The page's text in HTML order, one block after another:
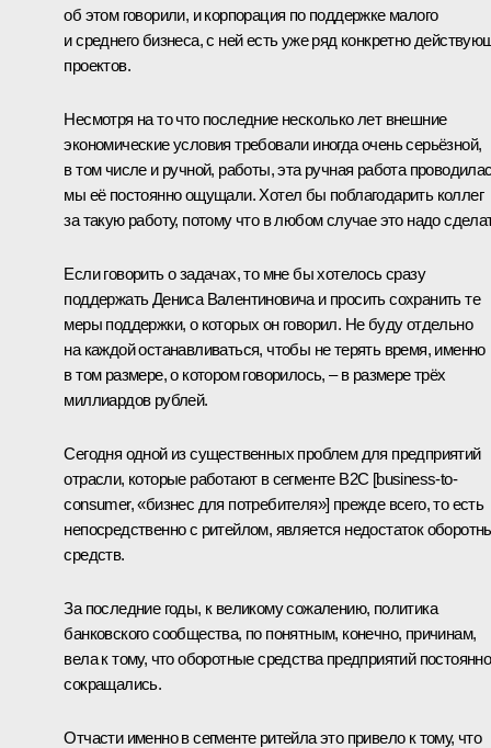
об этом говорили, и корпорация по поддержке малого
и среднего бизнеса, с ней есть уже ряд конкретно
проектов.
Несмотря на то что последние несколько лет внешние
экономические условия требовали иногда очень серьёзной,
в том числе и ручной, работы, эта ручная работа
мы её постоянно ощущали. Хотел бы поблагодарить коллег
за такую работу, потому что в любом случае это надо
Если говорить о задачах, то мне бы хотелось сразу
поддержать Дениса Валентиновича и просить сохранить те
меры поддержки, о которых он говорил. Не буду отдельно
на каждой останавливаться, чтобы не терять время, именно
в том размере, о котором говорилось, – в размере трёх
миллиардов рублей.
Сегодня одной из существенных проблем для предприятий
отрасли, которые работают в сегменте B2C [business-to-
consumer, «бизнес для потребителя»] прежде всего, то есть
непосредственно с ритейлом, является недостаток
средств.
За последние годы, к великому сожалению, политика
банковского сообщества, по понятным, конечно, причинам,
вела к тому, что оборотные средства предприятий постоянно
сокращались.
Отчасти именно в сегменте ритейла это привело к тому, что